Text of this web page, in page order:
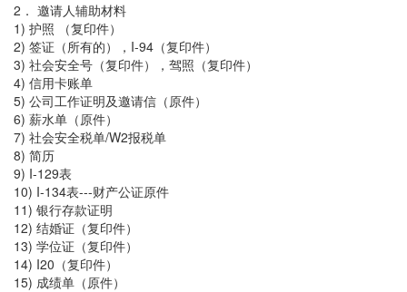
2． 邀请人辅助材料
1) 护照 （复印件）
2) 签证（所有的），I-94（复印件）
3) 社会安全号（复印件），驾照（复印件）
4) 信用卡账单
5) 公司工作证明及邀请信（原件）
6) 薪水单（原件）
7) 社会安全税单/W2报税单
8) 简历
9) I-129表
10) I-134表---财产公证原件
11) 银行存款证明
12) 结婚证（复印件）
13) 学位证（复印件）
14) I20（复印件）
15) 成绩单（原件）